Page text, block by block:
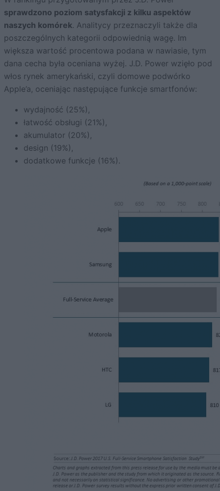
sprawdzono poziom satysfakcji z kilku aspektów
naszych komórek. Analitycy przeznaczyli także dla
poszczególnych kategorii odpowiednią wagę. Im
większa wartość procentowa podana w nawiasie, tym
dana cecha była oceniana wyżej. J.D. Power wzięło pod
włos rynek amerykański, czyli domowe podwórko
Apple’a, oceniając następujące funkcje smartfonów:
wydajność (25%),
łatwość obsługi (21%),
akumulator (20%),
design (19%),
dodatkowe funkcje (16%).